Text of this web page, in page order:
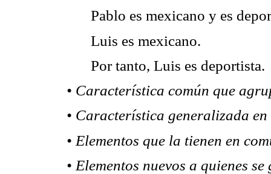
Pablo es mexicano y es
Luis es mexicano.
Por tanto, Luis es deportista.
• Característica común que
• Característica generalizada
• Elementos que la tienen en
• Elementos nuevos a quienes